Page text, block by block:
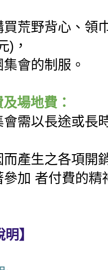
荒野背心、領
)，
會的制服。
場地費：
需以長途或長
產生之各項開
加 者付費的精
】